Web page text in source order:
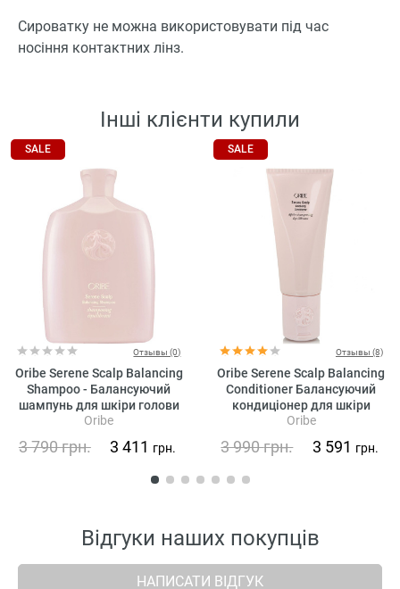
Сироватку не можна використовувати під час
носіння контактних лінз.
Інші клієнти купили
SALE
Отзывы (0)
Oribe Serene Scalp Balancing
Shampoo - Балансуючий
шампунь для шкіри голови
«Справжня гармонія»
Oribe
3 790грн. 3 411 грн.
SALE
Отзывы (8)
Oribe Serene Scalp Balancing
Conditioner Балансуючий
кондиціонер для шкіри
голови «Справжня гармонія»
Oribe
3 990грн. 3 591 грн.
Відгуки наших покупців
НАПИСАТИ ВІДГУК